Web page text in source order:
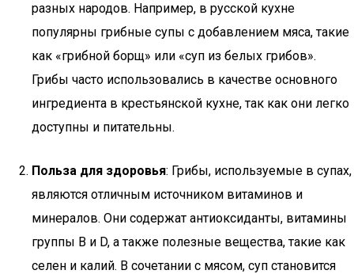
разных народов. Например, в русской кухне
популярны грибные супы с добавлением мяса, такие
как «грибной борщ» или «суп из белых грибов».
Грибы часто использовались в качестве основного
ингредиента в крестьянской кухне, так как они легко
доступны и питательны.
Польза для здоровья: Грибы, используемые в супах,
являются отличным источником витаминов и
минералов. Они содержат антиоксиданты, витамины
группы B и D, а также полезные вещества, такие как
селен и калий. В сочетании с мясом, суп становится